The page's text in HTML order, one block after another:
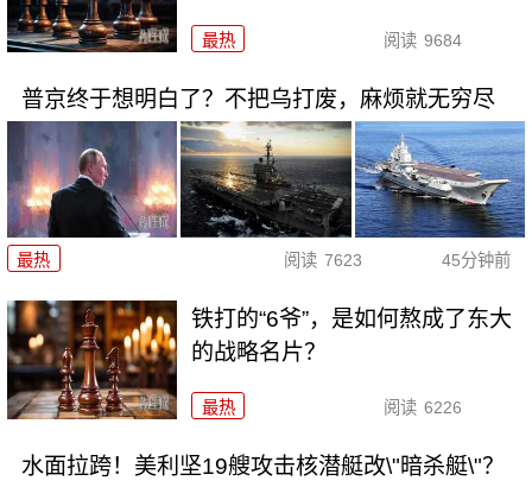
最热 阅读 9684
普京终于想明白了？不把乌打废，麻烦就无穷尽
最热 阅读 7623 45分钟前
铁打的“6爷”，是如何熬成了东大
的战略名片？
最热 阅读 6226
水面拉跨！美利坚19艘攻击核潜艇改\"暗杀艇\"？